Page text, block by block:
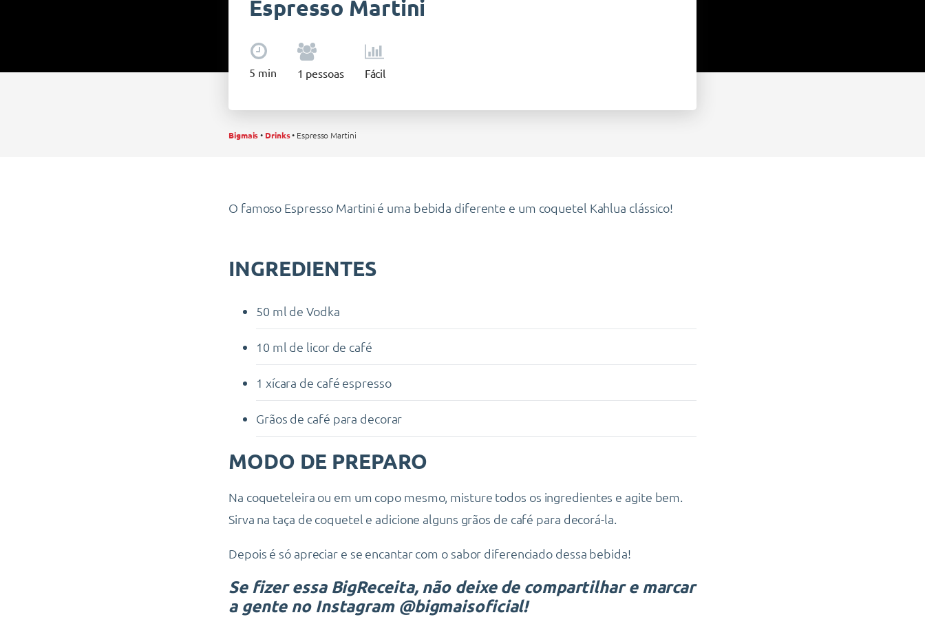
Espresso Martini
5 min 1 pessoas Fácil
Bigmais• Drinks• Espresso Martini
O famoso Espresso Martini é uma bebida diferente e um coquetel Kahlua clássico!
INGREDIENTES
50 ml de Vodka
10 ml de licor de café
1 xícara de café espresso
Grãos de café para decorar
MODO DE PREPARO
Na coqueteleira ou em um copo mesmo, misture todos os ingredientes e agite bem.
Sirva na taça de coquetel e adicione alguns grãos de café para decorá-la.
Depois é só apreciar e se encantar com o sabor diferenciado dessa bebida!
Se fizer essa BigReceita, não deixe de compartilhar e marcar
a gente no Instagram @bigmaisoficial!